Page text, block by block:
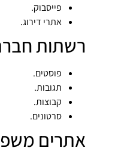
פייסבוק.
אתרי דירוג.
רשתות
פוסטים.
תגובות.
קבוצות.
סרטונים.
אתרים